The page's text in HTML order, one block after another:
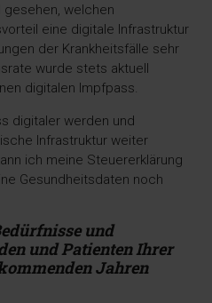
gesehen, welchen
eine digitale Infrastruktur
der Krankheitsfälle sehr
wurde stets aktuell
digitalen Impfpass.
digitaler werden und
Infrastruktur weiter
ich meine Steuererklärung
Gesundheitsdaten noch
und
und Patienten Ihrer
Jahren